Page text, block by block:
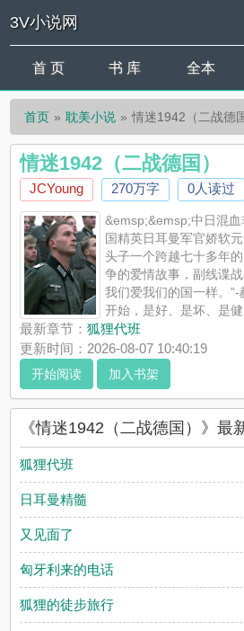
3V小说网
首 页 书 库 全本
首页 耽美小说 情迷1942（二战德
情迷1942（二战德国）
JCYoung 270万字 0人读过
&emsp;&emsp;中日混
国精英日耳曼军官娇软
头子一个跨越七十多年
争的爱情故事，副线谍
我们爱我们的国一样。”-
开始，是好、是坏、是
我们分开。”-俞琬部分人物情节有参考
作者家族长辈启发，会尽量贴合历史事件
《情迷1942（二战德国）》是JCYoung
小说网实时更新情迷1942（二战德国）
阅读，书友所发表的情迷1942（二战德
说网赞同或者支持情迷1942（二战德国
最新章节：狐狸代班
更新时间：2026-08-07 10:40:19
开始阅读 加入书架
《情迷1942（二战德国）》最
狐狸代班
日耳曼精髓
又见面了
匈牙利来的电话
狐狸的徒步旅行